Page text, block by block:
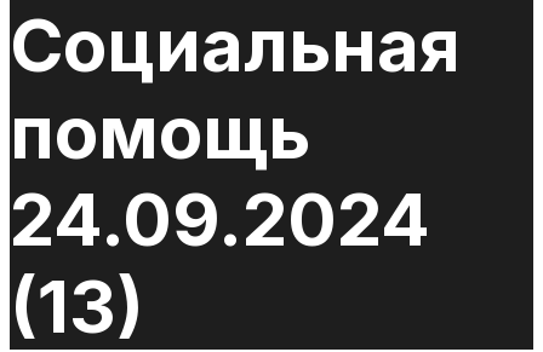
Социальная
помощь
24.09.2024
(13)